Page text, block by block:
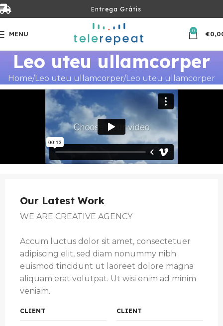
MENU 0 €
Leo uteu ullamcorper
Home Leo uteu ullamcorper Leo uteu ullamcorper
Our Latest Work
WE ARE CREATIVE AGENCY
Accum luctus dolor sit amet, consectetuer
adipiscing elit, sed diam nonummy nibh
euismod tincidunt ut laoreet dolore magna
aliquam erat volutpat. Ut wisi enim ad minim
veniam.
CLIENT CLIENT
Entrega Grátis